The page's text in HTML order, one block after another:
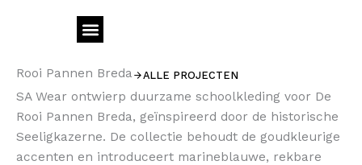
inhoud
Rooi Pannen Breda ALLE PROJECTEN
SA Wear ontwierp duurzame schoolkleding voor De
Rooi Pannen Breda, geïnspireerd door de historische
Seeligkazerne. De collectie behoudt de goudkleurige
accenten en introduceert marineblauwe, rekbare